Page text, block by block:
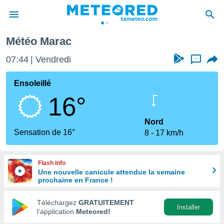
de
en
Météo Marac
07:44 Vendredi ...
Ensoleillé
16°
Sensation de 16°
Nord
8
17 km/h
Flash info
Une nouvelle canicule attendue la semaine
prochaine en France !
Téléchargez GRATUITEMENT
l’application Meteored!
Installer